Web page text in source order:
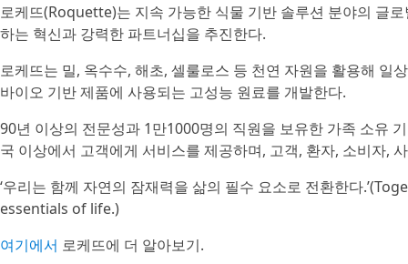
로케뜨(Roquette)는 지속 가능한 식물 기반 솔루션 분야의 글
하는 혁신과 강력한 파트너십을 추진한다.
로케뜨는 밀, 옥수수, 해초, 셀룰로스 등 천연 자원을 활용해 일
바이오 기반 제품에 사용되는 고성능 원료를 개발한다.
90년 이상의 전문성과 1만1000명의 직원을 보유한 가족 소유
국 이상에서 고객에게 서비스를 제공하며, 고객, 환자, 소비자,
‘우리는 함께 자연의 잠재력을 삶의 필수 요소로 전환한다
essentials of life.)
여기에서 로케뜨에 더 알아보기.